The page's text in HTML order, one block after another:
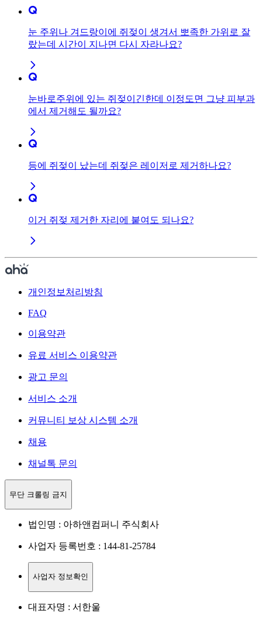
눈 주위나 겨드랑이에 쥐젖이 생겨서 뽀족한 가위로 잘
랐는데 시간이 지나면 다시 자라나요?
눈바로주위에 있는 쥐젖이긴한데 이정도면 그냥 피부과
에서 제거해도 될까요?
등에 쥐젖이 났는데 쥐젖은 레이저로 제거하나요?
이거 쥐젖 제거한 자리에 붙여도 되나요?
개인정보처리방침
FAQ
이용약관
유료 서비스 이용약관
광고 문의
서비스 소개
커뮤니티 보상 시스템 소개
채용
채널톡 문의
무단 크롤링 금지
법인명 : 아하앤컴퍼니 주식회사
사업자 등록번호 : 144-81-25784
사업자 정보확인
대표자명 : 서한울